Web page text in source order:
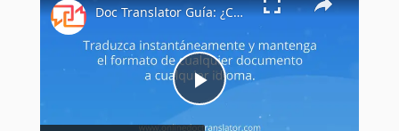
Play
Doc Translator Guía: ¿Cómo uso el traductor de documentos?